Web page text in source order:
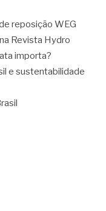
reposição WEG
Revista Hydro
importa?
e sustentabilidade